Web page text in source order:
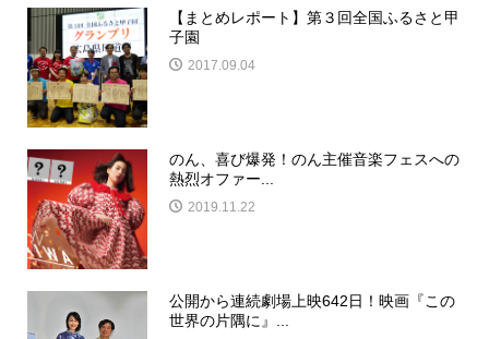
【まとめレポート】第３回全国ふるさと甲
子園
2017.09.04
のん、喜び爆発！のん主催音楽フェスへの
熱烈オファー...
2019.11.22
公開から連続劇場上映642日！映画『この
世界の片隅に』...